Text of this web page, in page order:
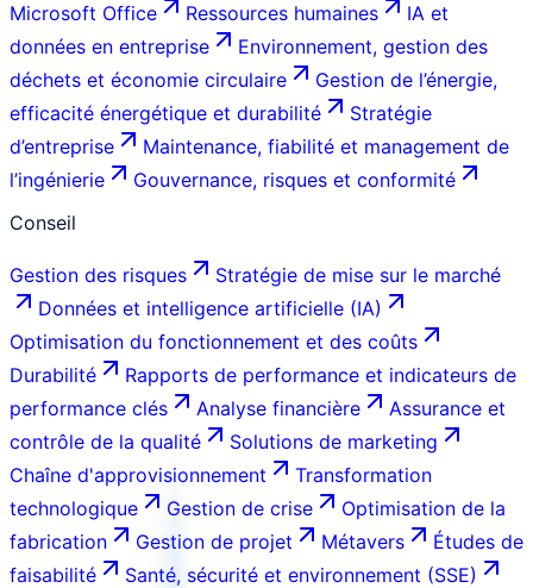
Microsoft Office
Ressources humaines
IA et
données en entreprise
Environnement, gestion des
déchets et économie circulaire
Gestion de l’énergie,
efficacité énergétique et durabilité
Stratégie
d’entreprise
Maintenance, fiabilité et management de
l’ingénierie
Gouvernance, risques et conformité
Conseil
Gestion des risques
Stratégie de mise sur le marché
Données et intelligence artificielle (IA)
Optimisation du fonctionnement et des coûts
Durabilité
Rapports de performance et indicateurs de
performance clés
Analyse financière
Assurance et
contrôle de la qualité
Solutions de marketing
Chaîne d'approvisionnement
Transformation
technologique
Gestion de crise
Optimisation de la
fabrication
Gestion de projet Métavers
Études de
faisabilité
Santé, sécurité et environnement (SSE)